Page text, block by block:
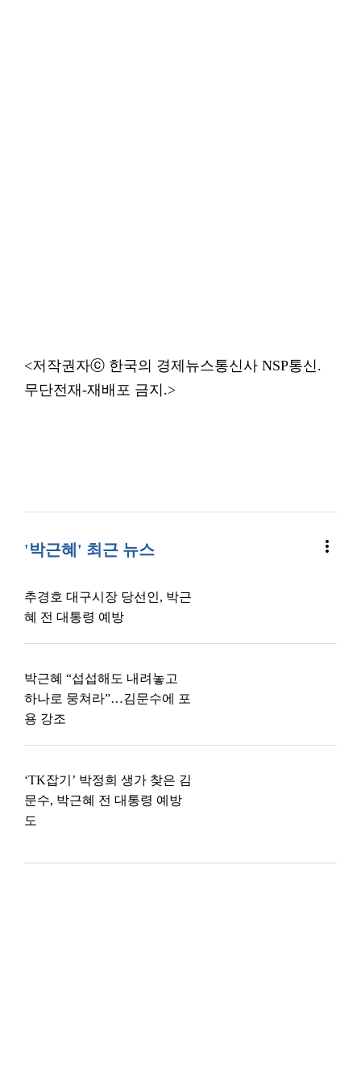
<저작권자ⓒ 한국의 경제뉴스통신사 NSP통신.
무단전재-재배포 금지.>
'박근혜' 최근 뉴스 more_vert
추경호 대구시장 당선인, 박근
혜 전 대통령 예방
박근혜 “섭섭해도 내려놓고
하나로 뭉쳐라”…김문수에 포
용 강조
‘TK잡기’ 박정희 생가 찾은 김
문수, 박근혜 전 대통령 예방
도